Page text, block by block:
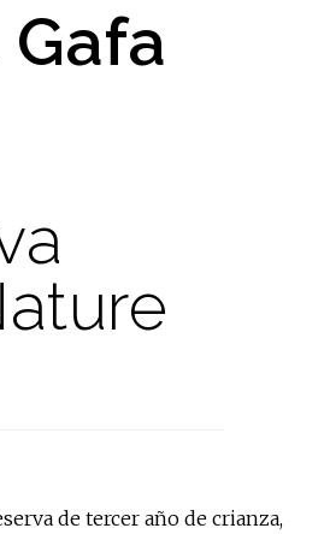
de tercer año de crianza,